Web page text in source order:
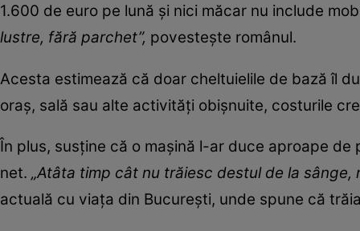
1.600 de euro pe lună și nici măcar nu include
lustre, fără parchet”, povestește românul.
Acesta estimează că doar cheltuielile de bază îl
oraș, sală sau alte activități obișnuite, costurile
În plus, susține că o mașină l-ar duce aproape
net. „Atâta timp cât nu trăiesc destul de la
actuală cu viața din București, unde spune că